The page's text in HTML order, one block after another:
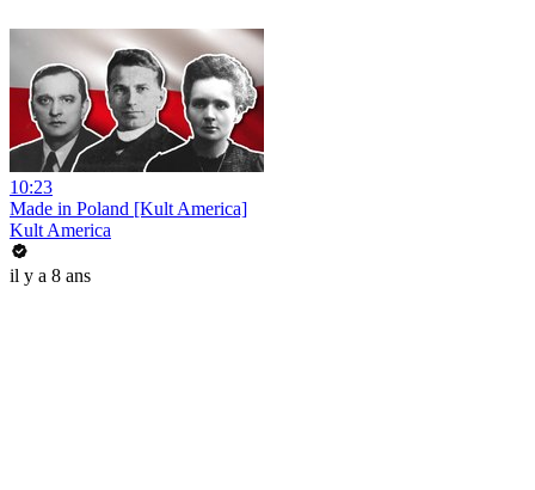
10:23
Made in Poland [Kult America]
Kult America
il y a 8 ans